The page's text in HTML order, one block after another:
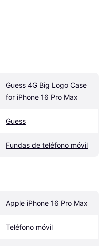
Guess 4G Big Logo Case
for iPhone 16 Pro Max
Guess
Fundas de teléfono móvil
Apple iPhone 16 Pro Max
Teléfono móvil